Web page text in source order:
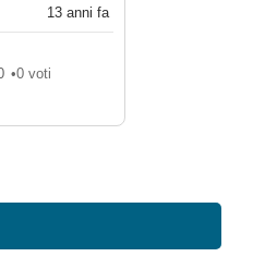
13 anni fa
mi piace
•0 voti